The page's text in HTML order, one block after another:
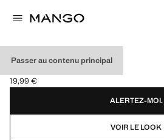
Passer au contenu principal
BERMUDA JEAN
Prix actuel [19,99 € ]
19,99 €
Choisissez une couleur
ALERTEZ-MOI.
VOIR LE LOOK